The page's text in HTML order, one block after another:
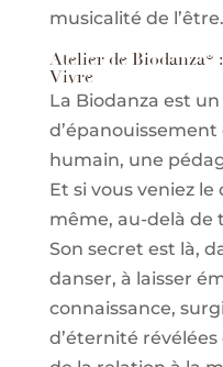
musicalité de
Atelier de Biodanza®
Vivre
La Biodanza est
humain, une
Et si vous veniez
même, au-delà de
Son secret est là,
danser, à laisser
connaissance,
d’éternité